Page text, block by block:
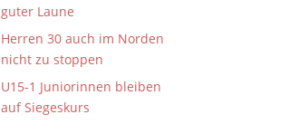
guter Laune
Herren 30 auch im Norden
nicht zu stoppen
U15-1 Juniorinnen bleiben
auf Siegeskurs